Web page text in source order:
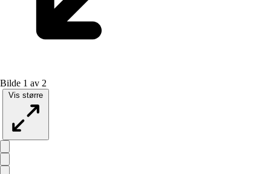
Bilde 1 av 2
Vis større